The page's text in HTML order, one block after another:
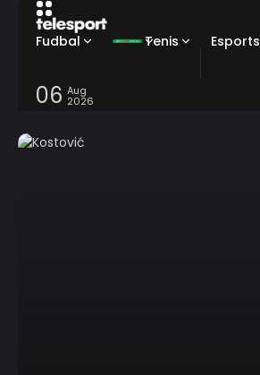
Fudbal Tenis Esports
06 Aug
2026